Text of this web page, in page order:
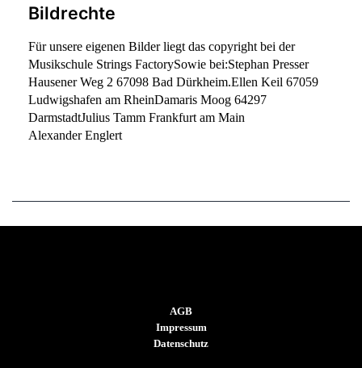
Bildrechte
Für unsere eigenen Bilder liegt das copyright bei der
Musikschule Strings FactorySowie bei:Stephan Presser
Hausener Weg 2 67098 Bad Dürkheim.Ellen Keil 67059
Ludwigshafen am RheinDamaris Moog 64297
DarmstadtJulius Tamm Frankfurt am Main
Alexander Englert
AGB
Impressum
Datenschutz